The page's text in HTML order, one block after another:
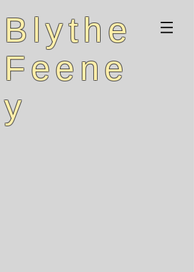
Blythe
Feene
y